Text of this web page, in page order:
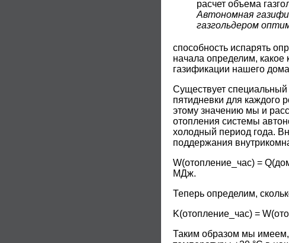
Автономная
газгольдером
способность испарять
начала определим, какое
газификации нашего
Существует
пятидневки для каждого
этому значению мы и
отопления системы
холодный период года.
поддержания
W(отопление_час) =
МДж.
Теперь определим,
K(отопление_час) =
Таким образом мы имеем,